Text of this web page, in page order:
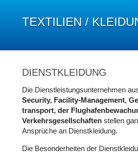
TEXTILIEN /
DIENSTKLEIDUNG
Die Dienstleistungsunternehmen
Security, Facility-Manage­ment,
trans­port, der
Verkehrs­gesell­schaftenstellen
Ansprüche an Dienst­kleidung.
Die Besonder­heiten der